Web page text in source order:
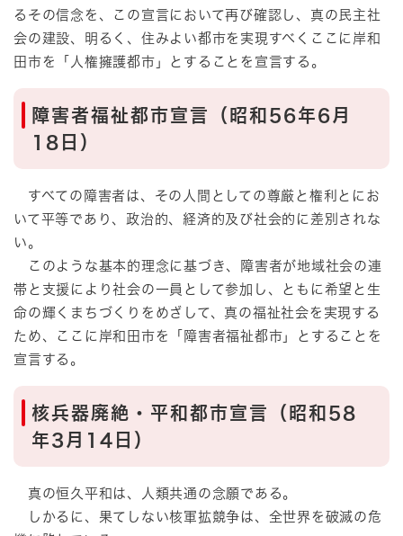
るその信念を、この宣言において再び確認し、真の民主社
会の建設、明るく、住みよい都市を実現すべくここに岸和
田市を「人権擁護都市」とすることを宣言する。
障害者福祉都市宣言（昭和56年6月
18日）
すべての障害者は、その人間としての尊厳と権利とにお
いて平等であり、政治的、経済的及び社会的に差別されな
い。
このような基本的理念に基づき、障害者が地域社会の連
帯と支援により社会の一員として参加し、ともに希望と生
命の輝くまちづくりをめざして、真の福祉社会を実現する
ため、ここに岸和田市を「障害者福祉都市」とすることを
宣言する。
核兵器廃絶・平和都市宣言（昭和58
年3月14日）
真の恒久平和は、人類共通の念願である。
しかるに、果てしない核軍拡競争は、全世界を破滅の危